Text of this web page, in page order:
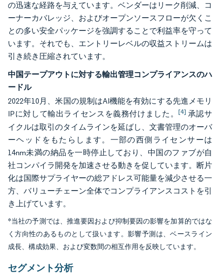
の迅速な経路を与えています。ベンダーはリーク削減、コ
ーナーカバレッジ、およびオープンソースフローが欠くこ
との多い安全パッケージを強調することで利益率を守って
います。それでも、エントリーレベルの収益ストリームは
引き続き圧縮されています。
中国テープアウトに対する輸出管理コンプライアンスのハ
ードル
2022年10月、米国の規制はAI機能を有効にする先進メモリ
IPに対して輸出ライセンスを義務付けました。[4] 承認サ
イクルは取引のタイムラインを延ばし、文書管理のオーバ
ーヘッドをもたらします。一部の西側ライセンサーは
14nm未満の納品を一時停止しており、中国のファブが自
社コンパイラ開発を加速させる動きを促しています。断片
化は国際サプライヤーの総アドレス可能量を減少させる一
方、バリューチェーン全体でコンプライアンスコストを引
き上げています。
*当社の予測では、推進要因および抑制要因の影響を加算的ではな
く方向性のあるものとして扱います。影響予測は、ベースライン
成長、構成効果、および変数間の相互作用を反映しています。
セグメント分析